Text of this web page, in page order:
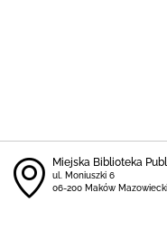
Miejska Biblioteka
ul. Moniuszki 6
06-200 Maków Mazowiecki